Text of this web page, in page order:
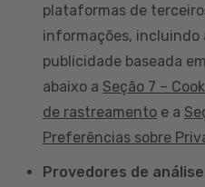
plataformas de
informações, incluindo
publicidade baseada
abaixo a Seção 7 –
de rastreamento e a
Preferências sobre
Provedores de